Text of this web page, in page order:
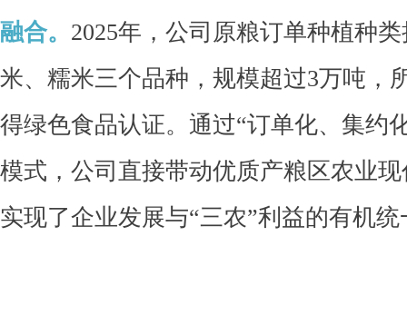
融合。 2025年，公司原粮订单种植种
米、糯米三个品种，规模超过3万吨，
得绿色食品认证。通过“订单化、集约
模式，公司直接带动优质产粮区农业
实现了企业发展与“三农”利益的有机统